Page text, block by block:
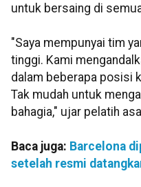
untuk bersaing di
"Saya mempunyai tim
tinggi. Kami
dalam beberapa posisi
Tak mudah untuk
bahagia," ujar pelatih
Baca juga: Barcelona
setelah resmi